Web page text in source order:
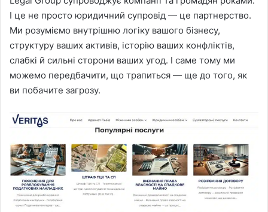
І це не просто юридичний супровід — це партнерство.
Ми розуміємо внутрішню логіку вашого бізнесу,
структуру ваших активів, історію ваших конфліктів,
слабкі й сильні сторони ваших угод. І саме тому ми
можемо передбачити, що трапиться — ще до того, як
ви побачите загрозу.